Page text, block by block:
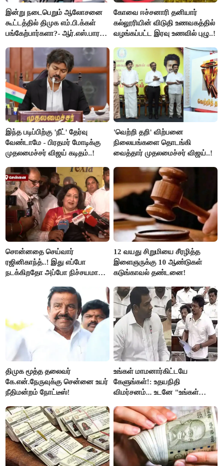
இன்று நடைபெறும் ஆலோசனை
கூட்டத்தில் திமுக எம்.பி.க்கள்
பங்கேற்பார்களா?- ஆர்.எஸ்.பாரதி
கோவை ஈச்சனாரி தனியார்
கல்லூரியின் விடுதி உணவகத்தில்
வழங்கப்பட்ட இரவு உணவில் புழு..!
இந்த படிப்பிற்கு 'நீட்' தேர்வு
வேண்டாமே - பிரதமர் மோடிக்கு
முதலமைச்சர் விஜய் கடிதம்..!
'வெற்றி தறி' விற்பனை
நிலையங்களை தொடங்கி
வைத்தார் முதலமைச்சர் விஜய்..!
சொன்னதை செய்வார்
ரஜினிகாந்த்..! இது எப்போ
நடக்கிறதோ அப்போ நிச்சயமாக
ரஜினிகாந்த்..!
12 வயது சிறுமியை சீரழித்த
இளைஞருக்கு 10 ஆண்டுகள்
கடுங்காவல் தண்டனை!
திமுக மூத்த தலைவர்
கே.என்.நேருவுக்கு சென்னை உயர்
நீதிமன்றம் நோட்டீஸ்!
உங்கள் மாமனார்கிட்டயே
கேளுங்கள்!: உதயநிதி
விமர்சனம்... உடனே "உங்கள்
ஆதவ் அர்ஜுனா பதிலடி!